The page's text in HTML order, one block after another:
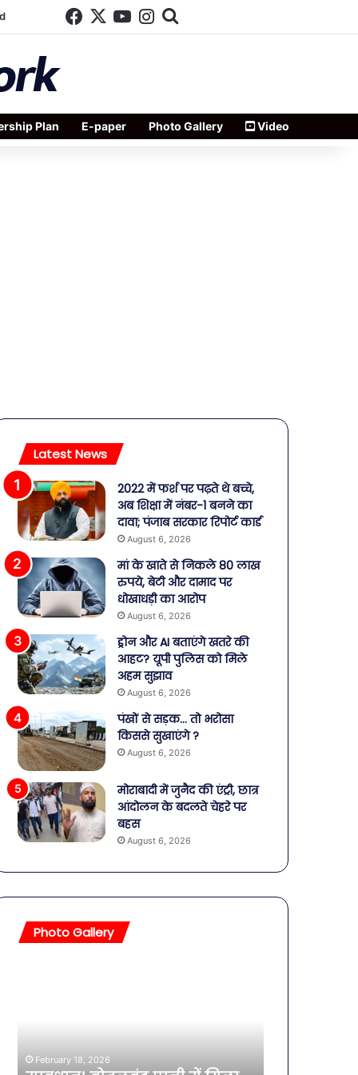
Facebook
X YouTube
Instagram
Plan E-paper Photo Gallery Video
Latest News
2022 में फर्श पर पढ़ते थे बच्चे,
अब शिक्षा में नंबर-1 बनने का
दावा; पंजाब सरकार रिपोर्ट कार्ड
August 6, 2026
मां के खाते से निकले 80 लाख
रुपये, बेटी और दामाद पर
धोखाधड़ी का आरोप
August 6, 2026
ड्रोन और AI बताएंगे खतरे की
आहट? यूपी पुलिस को मिले
अहम सुझाव
August 6, 2026
पंखों से सड़क… तो भरोसा
किससे सुखाएंगे ?
August 6, 2026
मोराबादी में जुनैद की एंट्री, छात्र
आंदोलन के बदलते चेहरे पर
बहस
August 6, 2026
Photo Gallery
बैक्टीरिया,
February 18, 2026